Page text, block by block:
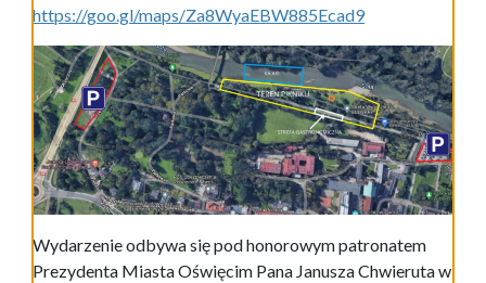
https://goo.gl/maps/Za8WyaEBW885Ecad9
Wydarzenie odbywa się pod honorowym patronatem
Prezydenta Miasta Oświęcim Pana Janusza Chwieruta w